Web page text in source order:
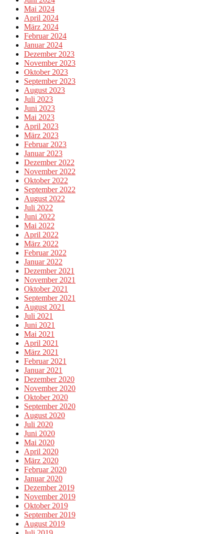
Mai 2024
April 2024
März 2024
Februar 2024
Januar 2024
Dezember 2023
November 2023
Oktober 2023
September 2023
August 2023
Juli 2023
Juni 2023
Mai 2023
April 2023
März 2023
Februar 2023
Januar 2023
Dezember 2022
November 2022
Oktober 2022
September 2022
August 2022
Juli 2022
Juni 2022
Mai 2022
April 2022
März 2022
Februar 2022
Januar 2022
Dezember 2021
November 2021
Oktober 2021
September 2021
August 2021
Juli 2021
Juni 2021
Mai 2021
April 2021
März 2021
Februar 2021
Januar 2021
Dezember 2020
November 2020
Oktober 2020
September 2020
August 2020
Juli 2020
Juni 2020
Mai 2020
April 2020
März 2020
Februar 2020
Januar 2020
Dezember 2019
November 2019
Oktober 2019
September 2019
August 2019